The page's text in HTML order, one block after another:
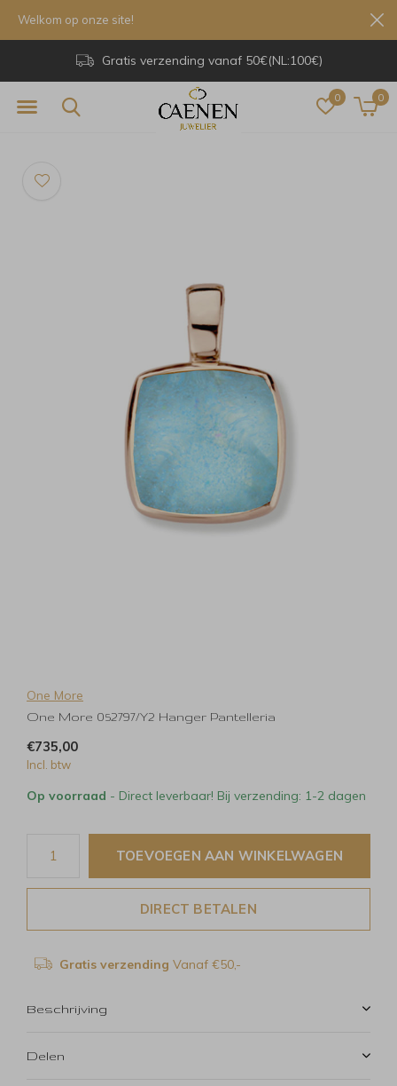
0 0
Gratis verzending vanaf 50€(NL:100€)
Welkom op onze site!
One More
One More 052797/Y2 Hanger Pantelleria
€735,00
Incl. btw
Op voorraad - Direct leverbaar! Bij verzending: 1-2 dagen
TOEVOEGEN AAN WINKELWAGEN
DIRECT BETALEN
Gratis verzending Vanaf €50,-
Beschrijving
Delen